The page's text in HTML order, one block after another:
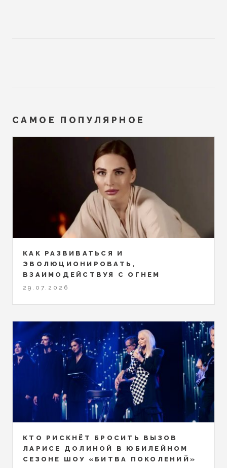
САМОЕ ПОПУЛЯРНОЕ
КАК РАЗВИВАТЬСЯ И
ЭВОЛЮЦИОНИРОВАТЬ,
ВЗАИМОДЕЙСТВУЯ С ОГНЕМ
29.07.2026
КТО РИСКНЁТ БРОСИТЬ ВЫЗОВ
ЛАРИСЕ ДОЛИНОЙ В ЮБИЛЕЙНОМ
СЕЗОНЕ ШОУ «БИТВА ПОКОЛЕНИЙ»